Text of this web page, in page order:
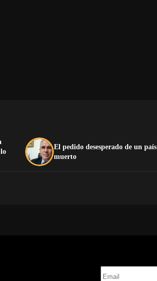
El pedido desesperado de un país
muerto